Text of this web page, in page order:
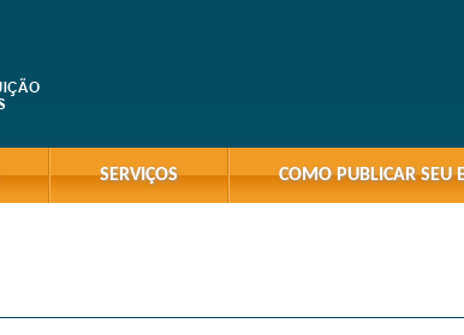
SERVIÇOS COMO PUBLICAR SEU